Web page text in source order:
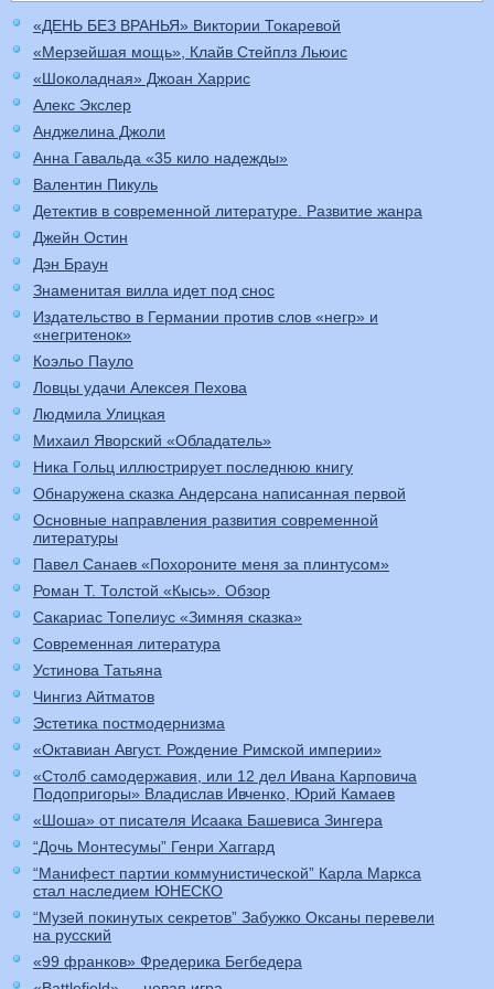
«ДЕНЬ БЕЗ ВРАНЬЯ» Виктории Токаревой
«Мерзейшая мощь», Клайв Стейплз Льюис
«Шоколадная» Джоан Харрис
Алекс Экслер
Анджелина Джоли
Анна Гавальда «35 кило надежды»
Валентин Пикуль
Детектив в современной литературе. Развитие жанра
Джейн Остин
Дэн Браун
Знаменитая вилла идет под снос
Издательство в Германии против слов «негр» и
«негритенок»
Коэльо Пауло
Ловцы удачи Алексея Пехова
Людмила Улицкая
Михаил Яворский «Обладатель»
Ника Гольц иллюстрирует последнюю книгу
Обнаружена сказка Андерсана написанная первой
Основные направления развития современной
литературы
Павел Санаев «Похороните меня за плинтусом»
Роман Т. Толстой «Кысь». Обзор
Сакариас Топелиус «Зимняя сказка»
Современная литература
Устинова Татьяна
Чингиз Айтматов
Эстетика постмодернизма
«Октавиан Август. Рождение Римской империи»
«Столб самодержавия, или 12 дел Ивана Карповича
Подопригоры» Владислав Ивченко, Юрий Камаев
«Шоша» от писателя Исаака Башевиса Зингера
“Дочь Монтесумы” Генри Хаггард
“Манифест партии коммунистической” Карла Маркса
стал наследием ЮНЕСКО
“Музей покинутых секретов” Забужко Оксаны перевели
на русский
«99 франков» Фредерика Бегбедера